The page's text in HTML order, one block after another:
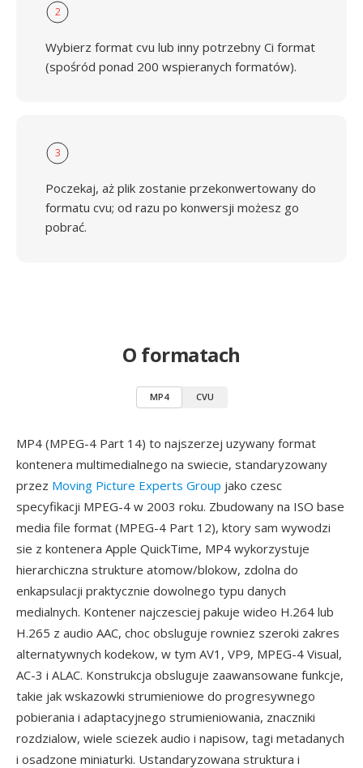
2
Wybierz format cvu lub inny potrzebny Ci format
(spośród ponad 200 wspieranych formatów).
3
Poczekaj, aż plik zostanie przekonwertowany do
formatu cvu; od razu po konwersji możesz go
pobrać.
O formatach
MP4 CVU
MP4 (MPEG-4 Part 14) to najszerzej uzywany format
kontenera multimedialnego na swiecie, standaryzowany
przez Moving Picture Experts Group jako czesc
specyfikacji MPEG-4 w 2003 roku. Zbudowany na ISO base
media file format (MPEG-4 Part 12), ktory sam wywodzi
sie z kontenera Apple QuickTime, MP4 wykorzystuje
hierarchiczna strukture atomow/blokow, zdolna do
enkapsulacji praktycznie dowolnego typu danych
medialnych. Kontener najczesciej pakuje wideo H.264 lub
H.265 z audio AAC, choc obsluguje rowniez szeroki zakres
alternatywnych kodekow, w tym AV1, VP9, MPEG-4 Visual,
AC-3 i ALAC. Konstrukcja obsluguje zaawansowane funkcje,
takie jak wskazowki strumieniowe do progresywnego
pobierania i adaptacyjnego strumieniowania, znaczniki
rozdzialow, wiele sciezek audio i napisow, tagi metadanych
i osadzone miniaturki. Ustandaryzowana struktura i